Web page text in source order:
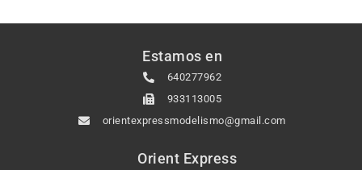
Estamos en
640277962
933113005
orientexpressmodelismo@gmail.com
Orient Express